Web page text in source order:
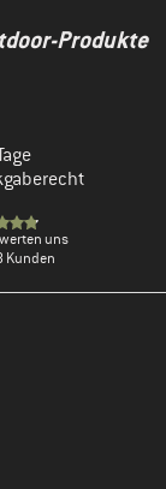
Produkte
uns
Kunden